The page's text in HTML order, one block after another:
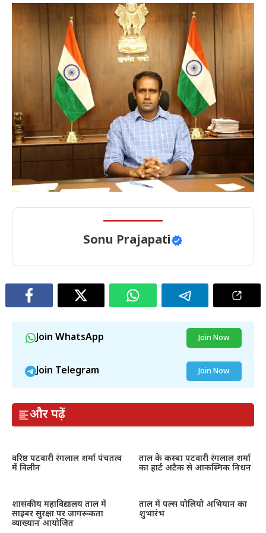
Sonu Prajapati
Join WhatsApp Join Now
Join Telegram Join Now
और पढ़ें
वरिष्ठ पटवारी रंगलाल शर्मा पंचतत्व
में विलीन
ताल के कस्बा पटवारी रंगलाल शर्मा
का हार्ट अटैक से आकस्मिक निधन
शासकीय महाविद्यालय ताल में
साइबर सुरक्षा पर जागरूकता
व्याख्यान आयोजित
ताल में पल्स पोलियो अभियान का
शुभारंभ